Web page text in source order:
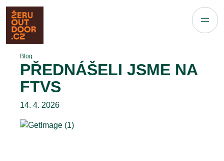
Blog
PŘEDNÁŠELI JSME NA
FTVS
14. 4. 2026